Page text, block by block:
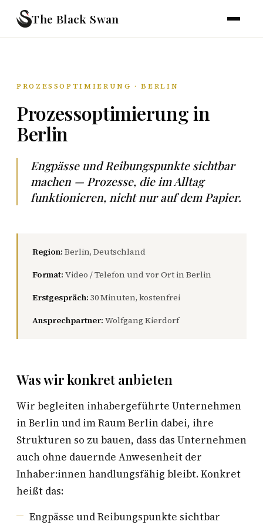
The Black Swan
PROZESSOPTIMIERUNG · BERLIN
Prozessoptimierung in
Berlin
Engpässe und Reibungspunkte sichtbar
machen — Prozesse, die im Alltag
funktionieren, nicht nur auf dem Papier.
Region: Berlin, Deutschland
Format: Video / Telefon und vor Ort in Berlin
Erstgespräch: 30 Minuten, kostenfrei
Ansprechpartner: Wolfgang Kierdorf
Was wir konkret anbieten
Wir begleiten inhabergeführte Unternehmen
in Berlin und im Raum Berlin dabei, ihre
Strukturen so zu bauen, dass das Unternehmen
auch ohne dauernde Anwesenheit der
Inhaber:innen handlungsfähig bleibt. Konkret
heißt das:
Engpässe und Reibungspunkte sichtbar